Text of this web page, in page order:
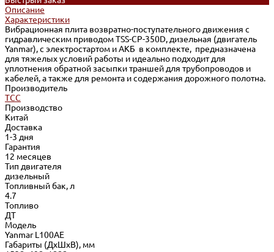
Описание
Характеристики
Вибрационная плита возвратно-поступательного движения с
гидравлическим приводом TSS-CP-350D, дизельная (двигатель
Yanmar), с электростартом и АКБ в комплекте, предназначена
для тяжелых условий работы и идеально подходит для
уплотнения обратной засыпки траншей для трубопроводов и
кабелей, а также для ремонта и содержания дорожного полотна.
Производитель
ТСС
Производство
Китай
Доставка
1-3 дня
Гарантия
12 месяцев
Тип двигателя
дизельный
Топливный бак, л
4.7
Топливо
ДТ
Модель
Yanmar L100AE
Габариты (ДхШхВ), мм